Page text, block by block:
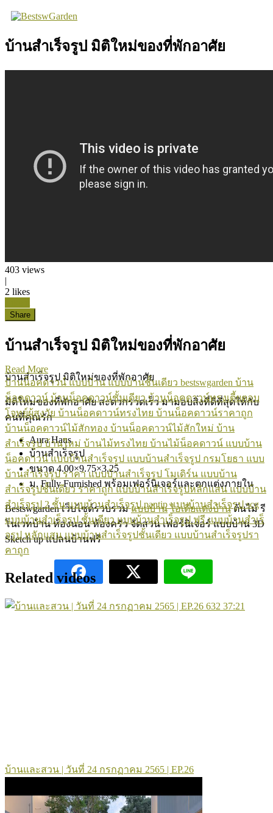
Skip
to
บ้านสำเร็จรูป มิติใหม่ของที่พักอาศัย
403 views
|
2 likes
Share
บ้านสำเร็จรูป มิติใหม่ของที่พักอาศัย
บ้านสำเร็จรูป มิติใหม่ของที่พักอาศัย
มิติใหม่ของที่พักอาศัย สะดวกรวดเร็ว มามอบสิ่งที่ดีที่สุดให้กับ
คนที่คุณรัก
Aura Haus
บ้านสำเร็จรูป
ขนาด 4.00×9.75×3.25
ม. Fully Furnished พร้อมเฟอร์นิเจอร์และตกแต่งภายใน
Bestswgarden เว็บไซต์รวบรวมแบบบ้าน ไอเดียแต่งบ้านต้นไม้ รี
โนเวทบ้าน ห้องนอน ห้องครัว จัดสวน เฟอร์นิเจอร์ แบบบ้าน 3D
Sketch up แปลนบ้านฟรี
Read More
บ้านน็อคดาวน์แบบบ้านแบบบ้านชั้นเดียว bestswgarden บ้าน
น็อคดาวน์ บ้านน็อคดาวน์ชั้นเดียวบ้านน็อคดาวน์ทรงเตี้ยตอบ
โจทย์ผู้สูงวัย บ้านน็อคดาวน์ทรงไทย บ้านน็อคดาวน์ราคาถูก
บ้านน็อคดาวน์ไม้สักทอง บ้านน็อคดาวน์ไม้สักใหม่ บ้าน
สำเร็จรูปบ้านใหม่ บ้านไม้ทรงไทย บ้านไม้น็อคดาวน์ แบบบ้าน
น็อคดาวน์แบบบ้านสำเร็จรูป แบบบ้านสำเร็จรูป กรมโยธา แบบ
บ้านสำเร็จรูป ราคาแบบบ้านสำเร็จรูป โมเดิร์น แบบบ้าน
สำเร็จรูปชั้นเดียว ราคาถูกแบบบ้านสำเร็จรูปหลักแสนแบบบ้าน
สําเร็จรูป 2 ชั้นแบบบ้านสําเร็จรูป pantipแบบบ้านสําเร็จรูป scg
แบบบ้านสําเร็จรูป ชั้นเดียวแบบบ้านสําเร็จรูป ฟรีแบบบ้านสําเร็
จรูป หลักแสนแบบบ้านสําเร็จรูปชั้นเดียว แบบบ้านสําเร็จรูปรา
คาถูก
Related videos
632 37:21
บ้านและสวน | วันที่ 24 กรกฏาคม 2565 | EP.26